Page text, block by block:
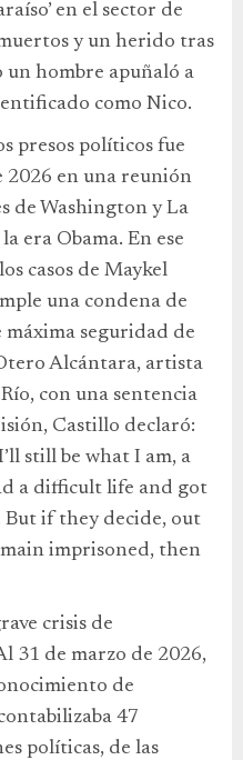
en el sector de
y un herido tras
un hombre apuñaló a
como Nico.
presos políticos fue
2026 en una reunión
de Washington y La
era Obama. En ese
casos de Maykel
una condena de
máxima seguridad de
Alcántara, artista
con una sentencia
Castillo declaró:
still be what I am, a
a difficult life and got
But if they decide, out
imprisoned, then
crisis de
31 de marzo de 2026,
de
47
políticas, de las